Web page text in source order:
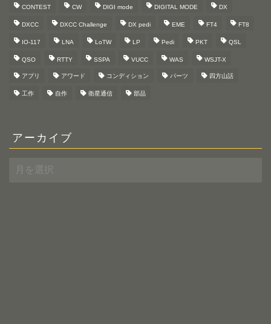
CONTEST CW DIGI mode DIGITAL MODE DX
DXCC DXCC Challenge DX pedi EME FT4 FT8
IO-117 LNA LoTW LP Pedi PKT QSL
QSO RTTY SSPA VUCC WAS WSJT-X
アプリ アワード コンディション パーツ 四方山話
工作 自作 衛星通信 部品
アーカイブ
ア
ー